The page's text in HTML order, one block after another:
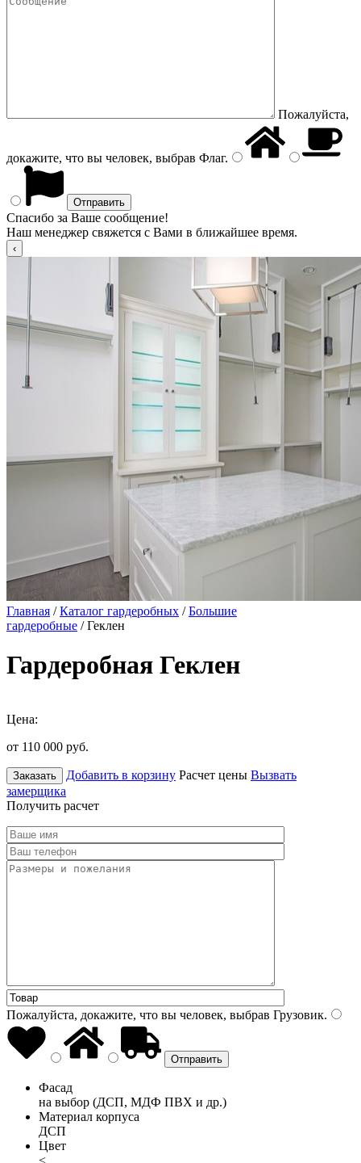
Пожалуйста,
докажите, что вы человек, выбрав Флаг.
Спасибо за Ваше сообщение!
Наш менеджер свяжется с Вами в ближайшее время.
Главная /Каталог гардеробных /Большие
гардеробные / Геклен
Гардеробная Геклен
Цена:
от 110 000 руб.
Заказать Добавить в корзину Расчет цены Вызвать
замерщика
Получить расчет
Пожалуйста, докажите, что вы человек, выбрав Грузовик.
Фасад
на выбор (ДСП, МДФ ПВХ и др.)
Материал корпуса
ДСП
Цвет
<